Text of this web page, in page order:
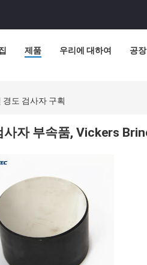
제품 우리에 대하여 공
도 검사자 구획
사자 부속품, Vickers